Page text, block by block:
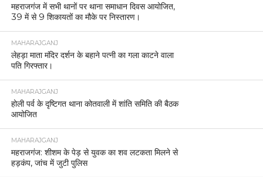
महराजगंज में सभी थानों पर थाना समाधान दिवस आयोजित,
39 में से 9 शिकायतों का मौके पर निस्तारण।
MAHARAJGANJ
लेहड़ा माता मंदिर दर्शन के बहाने पत्नी का गला काटने वाला
पति गिरफ्तार।
MAHARAJGANJ
होली पर्व के दृष्टिगत थाना कोतवाली में शांति समिति की बैठक
आयोजित
MAHARAJGANJ
महराजगंज: शीशम के पेड़ से युवक का शव लटकता मिलने से
हड़कंप, जांच में जुटी पुलिस